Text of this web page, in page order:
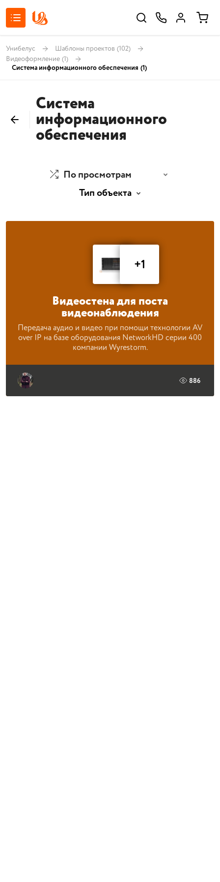
Унибелус Шаблоны проектов (102)
Видеоформление (1)
Система информационного обеспечения (1)
Система
информационного
обеспечения
По просмотрам
Тип объекта
+1
Видеостена для поста
видеонаблюдения
Передача аудио и видео при помощи технологии AV
over IP на базе оборудования NetworkHD серии 400
компании Wyrestorm.
886